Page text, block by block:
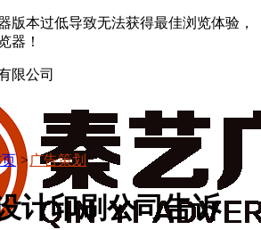
版本过低导致无法获得最佳浏览体验，
器！
限公司
>广告策划
计印刷公司告诉